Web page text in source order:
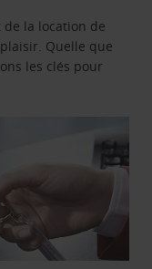
la location de
Quelle que
les clés pour